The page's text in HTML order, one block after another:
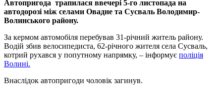
Автопригода трапилася ввечері 5-го листопада на
автодорозі між селами Овадне та Сусваль Володимир-
Волинського району.
За кермом автомобіля перебував 31-річний житель району.
Водій збив велосипедиста, 62-річного жителя села Сусваль,
котрий рухався у попутному напрямку, – інформує поліція
Волині.
Внаслідок автопригоди чоловік загинув.